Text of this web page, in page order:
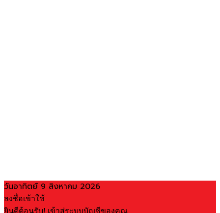
วันอาทิตย์ 9 สิงหาคม 2026
ลงชื่อเข้าใช้
ยินดีต้อนรับ! เข้าสู่ระบบบัญชีของคุณ